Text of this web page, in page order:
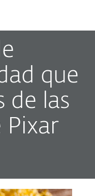
que
de las
Pixar